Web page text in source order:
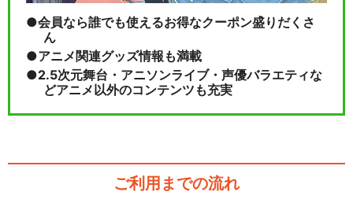
会員なら誰でも使えるお得なクーポン盛りだくさ
ん
アニメ関連グッズ情報も満載
2.5次元舞台・アニソンライブ・声優バラエティな
どアニメ以外のコンテンツも充実
ご利用までの流れ